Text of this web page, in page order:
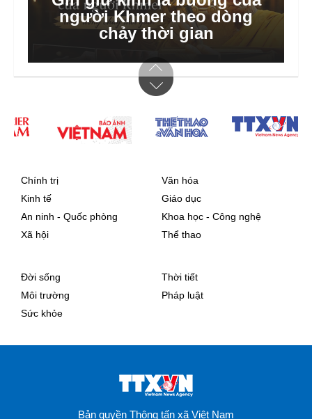
người Khmer theo dòng
chảy thời gian
Chính trị
Kinh tế
An ninh - Quốc phòng
Xã hội
Văn hóa
Giáo dục
Khoa học - Công nghệ
Thể thao
Đời sống
Môi trường
Sức khỏe
Thời tiết
Pháp luật
Bản quyền Thông tấn xã Việt Nam